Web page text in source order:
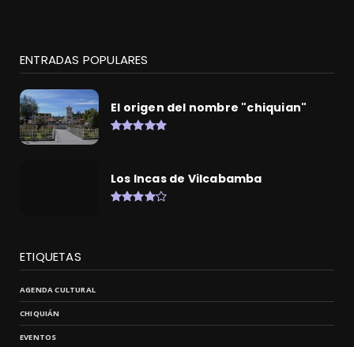
ENTRADAS POPULARES
El origen del nombre "chiquian"
Los Incas de Vilcabamba
ETIQUETAS
AGENDA CULTURAL
CHIQUIÁN
EVENTOS